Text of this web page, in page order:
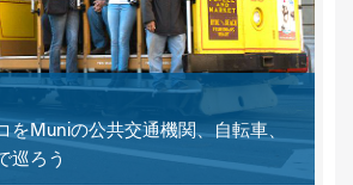
をMuniの公共交通機関、自転車、
巡ろう